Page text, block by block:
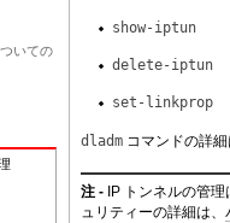
いての
show-iptun
delete-iptun
set-linkprop
dladm コマンドの詳細
注 - IP トンネルの管
ュリティーの詳細は、